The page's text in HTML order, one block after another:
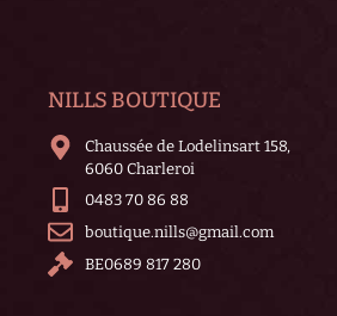
NILLS BOUTIQUE
Chaussée de Lodelinsart 158,
6060 Charleroi
0483 70 86 88
boutique.nills@gmail.com
BE0689 817 280